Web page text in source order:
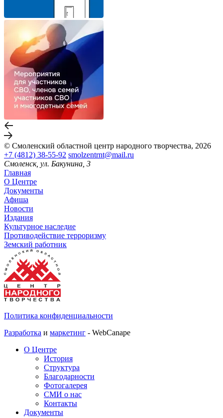
© Смоленский областной центр народного творчества, 2026
+7 (4812) 38-55-92 smolzentrnt@mail.ru
Смоленск, ул. Бакунина, 3
Главная
О Центре
Документы
Афиша
Новости
Издания
Культурное наследие
Противодействие терроризму
Земский работник
Политика конфиденциальности
Разработка и маркетинг - WebCanape
О Центре
История
Структура
Благодарности
Фотогалерея
СМИ о нас
Контакты
Документы